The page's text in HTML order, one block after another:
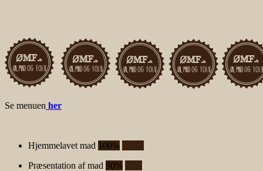
Se menuen her
Hjemmelavet mad 100%
Præsentation af mad 90%